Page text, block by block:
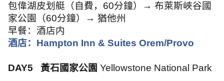
包偉湖皮划艇（自費， 60分鐘）→ 布萊斯峽谷國
家公園（60分鐘）→ 猶他州
早餐：酒店内
酒店： Hampton Inn & Suites Orem/Provo
DAY5 黃石國家公園 Yellowstone National Park